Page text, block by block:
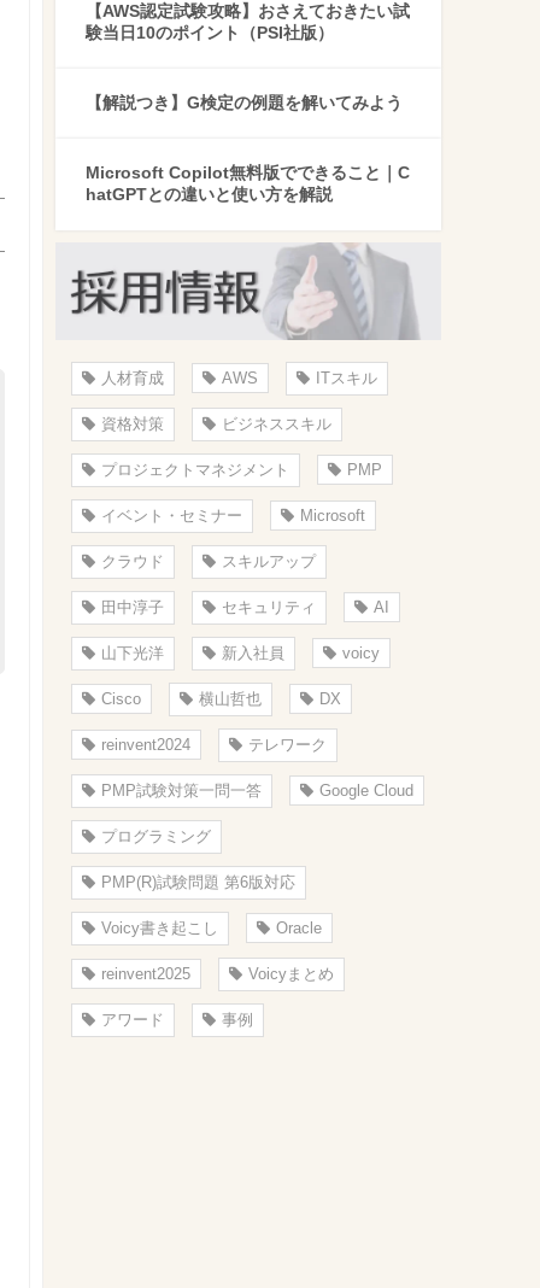
【AWS認定試験攻略】おさえておきたい試
験当日10のポイント（PSI社版）
【解説つき】G検定の例題を解いてみよう
Microsoft Copilot無料版でできること｜C
hatGPTとの違いと使い方を解説
人材育成 AWS ITスキル
資格対策 ビジネススキル
プロジェクトマネジメント PMP
イベント・セミナー Microsoft
クラウド スキルアップ
田中淳子 セキュリティ AI
山下光洋 新入社員 voicy
Cisco 横山哲也 DX
reinvent2024 テレワーク
PMP試験対策一問一答 Google Cloud
プログラミング
PMP(R)試験問題 第6版対応
Voicy書き起こし Oracle
reinvent2025 Voicyまとめ
アワード 事例